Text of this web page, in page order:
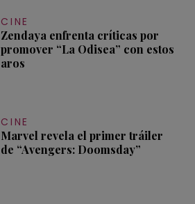
CINE
Zendaya enfrenta críticas por
promover “La Odisea” con estos
aros
CINE
Marvel revela el primer tráiler
de “Avengers: Doomsday”